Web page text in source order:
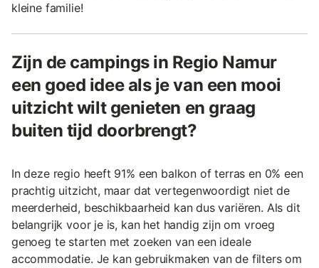
kleine familie!
Zijn de campings in Regio Namur
een goed idee als je van een mooi
uitzicht wilt genieten en graag
buiten tijd doorbrengt?
In deze regio heeft 91% een balkon of terras en 0% een
prachtig uitzicht, maar dat vertegenwoordigt niet de
meerderheid, beschikbaarheid kan dus variëren. Als dit
belangrijk voor je is, kan het handig zijn om vroeg
genoeg te starten met zoeken van een ideale
accommodatie. Je kan gebruikmaken van de filters om